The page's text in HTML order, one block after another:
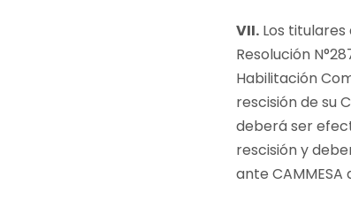
VII. Los
Resolución
Habilitación
rescisión de su
deberá ser
rescisión y
ante